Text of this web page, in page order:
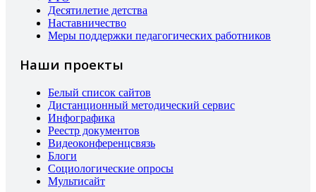
Десятилетие детства
Наставничество
Меры поддержки педагогических работников
Наши проекты
Белый список сайтов
Дистанционный методический сервис
Инфографика
Реестр документов
Видеоконференцсвязь
Блоги
Социологические опросы
Мультисайт